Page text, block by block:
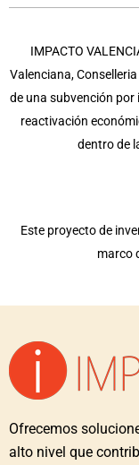
IMPACTO
Valenciana,
de una subvención
reactivación
dentro de
Este proyecto de
marco
Ofrecemos
alto nivel que